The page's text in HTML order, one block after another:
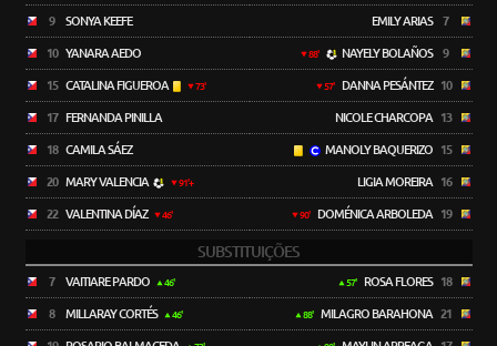
9 SONYA KEEFE
10 YANARA AEDO
15 CATALINA FIGUEROA 73'
17 FERNANDA PINILLA
18 CAMILA SÁEZ
20 MARY VALENCIA 91'+
22 VALENTINA DÍAZ 46'
EMILY ARIAS 7
88' NAYELY BOLAÑOS 9
57' DANNA PESÁNTEZ 10
NICOLE CHARCOPA 13
MANOLY BAQUERIZO 15
LIGIA MOREIRA 16
90' DOMÉNICA ARBOLEDA 19
SUBSTITUIÇÕES
7 VAITIARE PARDO 46'
8 MILLARAY CORTÉS 46'
57' ROSA FLORES 18
88' MILAGRO BARAHONA 21